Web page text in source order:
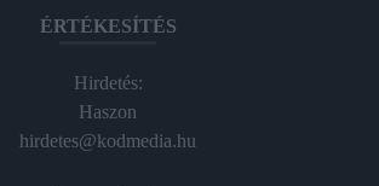
ÉRTÉKESÍTÉS
Hirdetés:
Haszon
hirdetes@kodmedia.hu